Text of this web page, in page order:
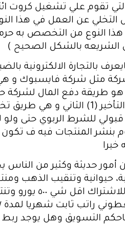
تقوم علي تشغيل كروت
التخلي عن العمل في هذا
هذا النوع من التخصص به
بالشكل الصحيح )
بالتجارة
مثل شركة فايسبوك و
بها بند ربوي صريح و هو ضريبة
قبولي للشرط الربوي حتى
بنشر المنتجات فيه ف
خيرا
أمور حديثة وكثير من
حيوانية وتنقيب الذهب
التسويق وهل يوجد ربط